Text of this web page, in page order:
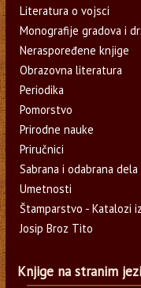
Literatura o vojsci
Monografije gradova i
Neraspoređene knjige
Obrazovna literatura
Periodika
Pomorstvo
Prirodne nauke
Priručnici
Sabrana i odabrana dela
Umetnosti
Štamparstvo - Katalozi
Josip Broz Tito
Knjige na stranim